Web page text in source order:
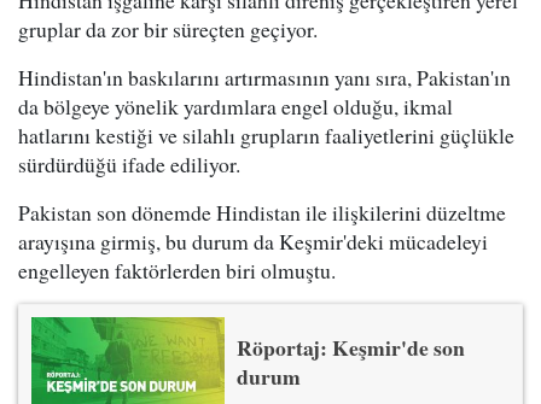
gruplar da zor bir süreçten geçiyor.
Hindistan'ın baskılarını artırmasının yanı sıra, Pakistan'ın
da bölgeye yönelik yardımlara engel olduğu, ikmal
hatlarını kestiği ve silahlı grupların faaliyetlerini güçlükle
sürdürdüğü ifade ediliyor.
Pakistan son dönemde Hindistan ile ilişkilerini düzeltme
arayışına girmiş, bu durum da Keşmir'deki mücadeleyi
engelleyen faktörlerden biri olmuştu.
Röportaj: Keşmir'de son
durum